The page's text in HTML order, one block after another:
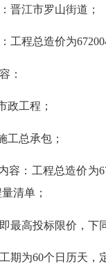
江市罗山街道；
程总造价为
：
工程；
总承包；
：工程总造价为
清单；
高投标限价，下同
为60个日历天，定